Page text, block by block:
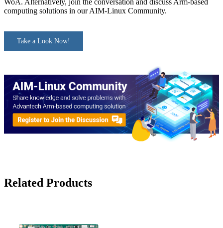
WoA. Alternatively, join the conversation and discuss Arm-based
computing solutions in our AIM-Linux Community.
Take a Look Now!
Related Products